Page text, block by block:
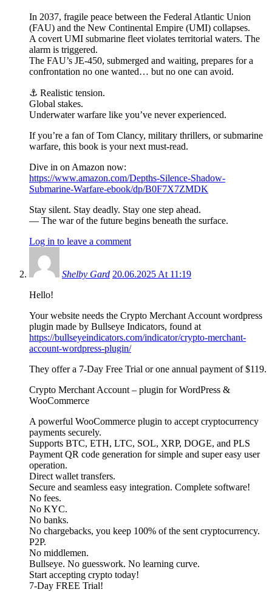
In 2037, fragile peace between the Federal Atlantic Union
(FAU) and the New Continental Empire (UMI) collapses.
A covert UMI submarine fleet violates territorial waters. The
alarm is triggered.
The FAU’s JE-450, submerged and waiting, prepares for a
confrontation no one wanted… but no one can avoid.
⚓ Realistic tension.
Global stakes.
Underwater warfare like you’ve never experienced.
If you’re a fan of Tom Clancy, military thrillers, or submarine
warfare, this book is your next must-read.
Dive in on Amazon now:
https://www.amazon.com/Depths-Silence-Shadow-
Submarine-Warfare-ebook/dp/B0F7X7ZMDK
Stay silent. Stay deadly. Stay one step ahead.
— The war of the future begins beneath the surface.
Log in to leave a comment
Shelby Gard 20.06.2025 At 11:19
Hello!
Your website needs the Crypto Merchant Account wordpress
plugin made by Bullseye Indicators, found at
https://bullseyeindicators.com/indicator/crypto-merchant-
account-wordpress-plugin/
They offer a 7-Day Free Trial or one annual payment of $119.
Crypto Merchant Account – plugin for WordPress &
WooCommerce
A powerful WooCommerce plugin to accept cryptocurrency
payments securely.
Supports BTC, ETH, LTC, SOL, XRP, DOGE, and PLS
Payment QR code generation for simple and super easy user
operation.
Direct wallet transfers.
Secure and seamless easy integration. Complete software!
No fees.
No KYC.
No banks.
No chargebacks, you keep 100% of the sent cryptocurrency.
P2P.
No middlemen.
Bullseye. No guesswork. No learning curve.
Start accepting crypto today!
7-Day FREE Trial!